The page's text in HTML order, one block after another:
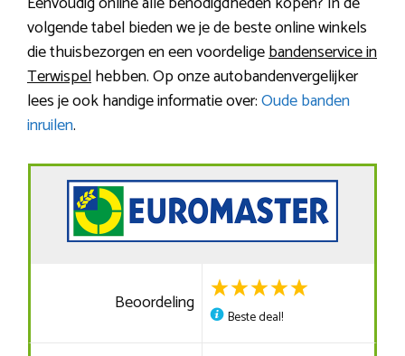
volgende tabel bieden we je de beste online winkels
die thuisbezorgen en een voordeligebandenservice in
Terwispelhebben. Op onze autobandenvergelijker
lees je ook handige informatie over:Oude banden
inruilen.
Beoordeling
Beste deal!